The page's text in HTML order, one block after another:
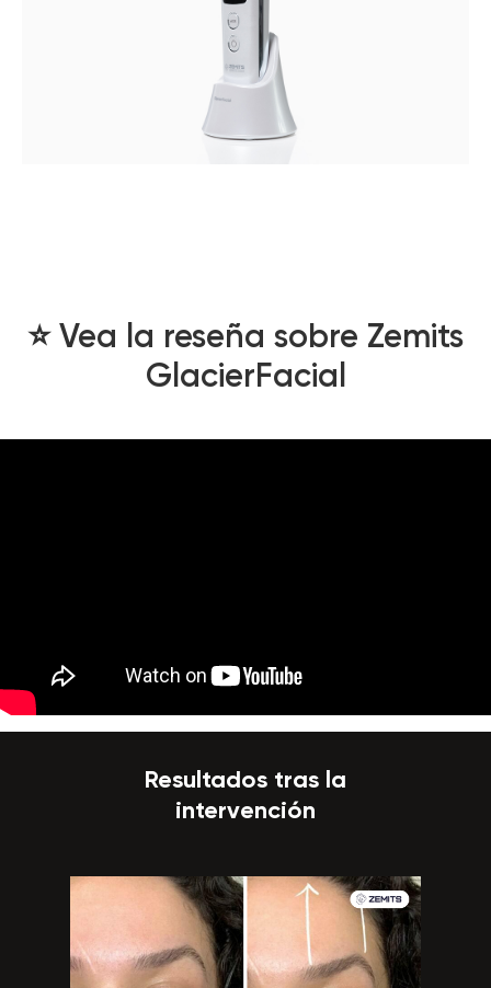
⭐️ Vea la reseña sobre Zemits
GlacierFacial
Resultados tras la
intervención